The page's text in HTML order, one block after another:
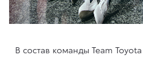
В состав команды Team